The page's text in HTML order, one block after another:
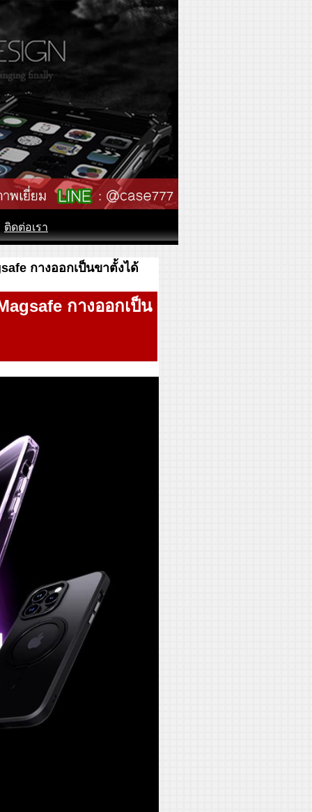
ติดต่อเรา
กางออกเป็นขาตั้งได้
กางออกเป็น